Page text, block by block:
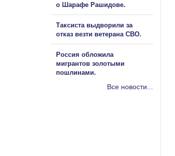
о Шарафе Рашидове.
Таксиста выдворили за
отказ везти ветерана СВО.
Россия обложила
мигрантов золотыми
пошлинами.
Все новости...